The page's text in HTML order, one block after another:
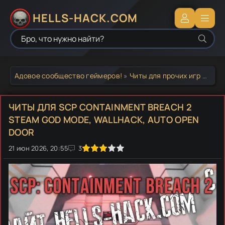
HELLS-HACK.COM
Адовое сообщество геймеров! » Читы для прочих игр
ЧИТЫ ДЛЯ SCP CONTAINMENT BREACH 2
STEAM GOD MODE, WALLHACK, AUTO OPEN
DOOR
21 июн 2026, 20:55 3
1 2 3 4 5